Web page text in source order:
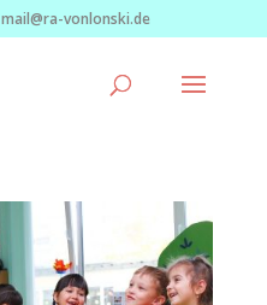
mail@ra-vonlonski.de